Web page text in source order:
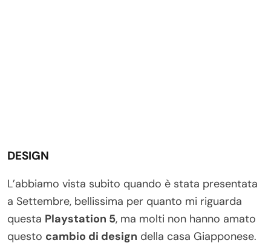
DESIGN
L’abbiamo vista subito quando è stata presentata
a Settembre, bellissima per quanto mi riguarda
questa Playstation 5, ma molti non hanno amato
questo cambio di design della casa Giapponese.